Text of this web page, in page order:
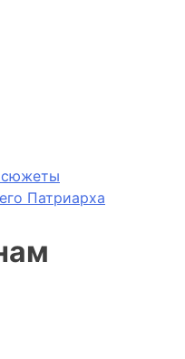
сюжеты
Патриарха